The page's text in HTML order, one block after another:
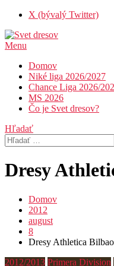
Skip
Content
X (bývalý Twitter)
Menu
Domov
Niké liga 2026/2027
Chance Liga 2026/
MS 2026
Čo je Svet dresov?
Hľadať
Hľadať:
Dresy
Domov
2012
august
8
Dresy Athletica
2012/2013 Primera Division